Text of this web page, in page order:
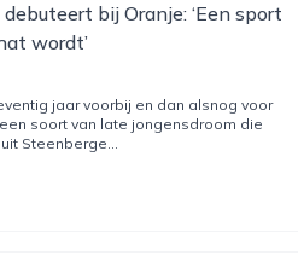
bij Oranje: ‘Een sport
wordt’
jaar voorbij en dan alsnog voor
soort van late jongensdroom die
Steenberge...